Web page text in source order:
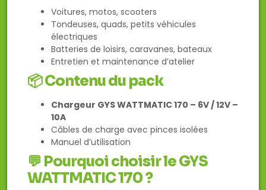
Voitures, motos, scooters
Tondeuses, quads, petits véhicules
électriques
Batteries de loisirs, caravanes, bateaux
Entretien et maintenance d’atelier
📦Contenu du pack
Chargeur GYS WATTMATIC 170 – 6V / 12V –
10A
Câbles de charge avec pinces isolées
Manuel d’utilisation
💬 Pourquoi choisir le GYS
WATTMATIC 170 ?